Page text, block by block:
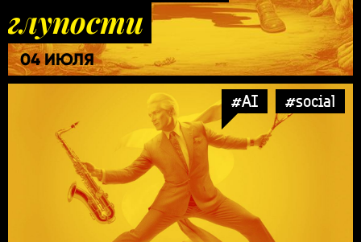
глупости
04 ИЮЛЯ
#AI #social